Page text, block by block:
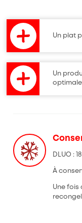
Un plat
Un
optimale
DLUO :
À
Une fois